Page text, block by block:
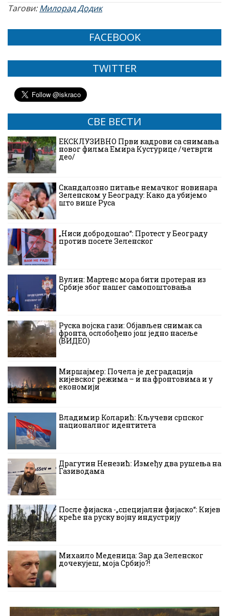
Тагови:Милорад Додик
FACEBOOK
TWITTER
СВЕ ВЕСТИ
ЕКСКЛУЗИВНО Први кадрови са снимања
новог филма Емира Кустурице /четврти
део/
Скандалозно питање немачког новинара
Зеленском у Београду: Како да убијемо
што више Руса
„Ниси добродошао“: Протест у Београду
против посете Зеленског
Вулин: Мартенс мора бити протеран из
Србије због нашег самопоштовања
Руска војска гази: Објављен снимак са
фронта, ослобођено још једно насеље
(ВИДЕО)
Миршајмер: Почела је деградација
кијевског режима – и на фронтовима и у
економији
Владимир Коларић: Кључеви српског
националног идентитета
Драгутин Ненезић: Између два рушења на
Газиводама
После фијаска -„специјални фијаско“: Кијев
креће на руску војну индустрију
Михаило Меденица: Зар да Зеленског
дочекујеш, моја Србијо?!